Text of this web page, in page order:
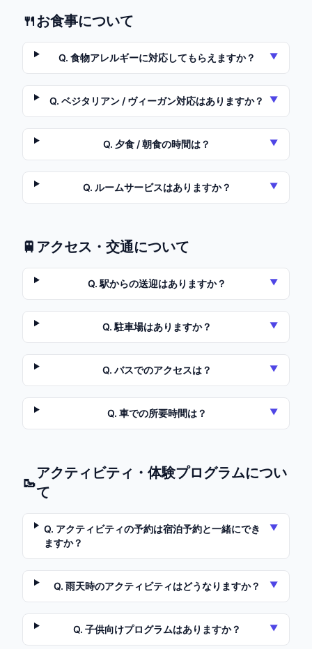
🍴お食事について
Q. 食物アレルギーに対応してもらえますか？ ▼
Q.ベジタリアン / ヴィーガン対応はありますか？ ▼
Q. 夕食 / 朝食の時間は？ ▼
Q. ルームサービスはありますか？ ▼
🚆 アクセス・交通について
Q. 駅からの送迎はありますか？ ▼
Q. 駐車場はありますか？ ▼
Q. バスでのアクセスは？ ▼
Q. 車での所要時間は？ ▼
🥾
アクティビティ・体験プログラムについ
て
Q. アクティビティの予約は宿泊予約と一緒にでき
ますか？
▼
Q. 雨天時のアクティビティはどうなりますか？ ▼
Q. 子供向けプログラムはありますか？ ▼